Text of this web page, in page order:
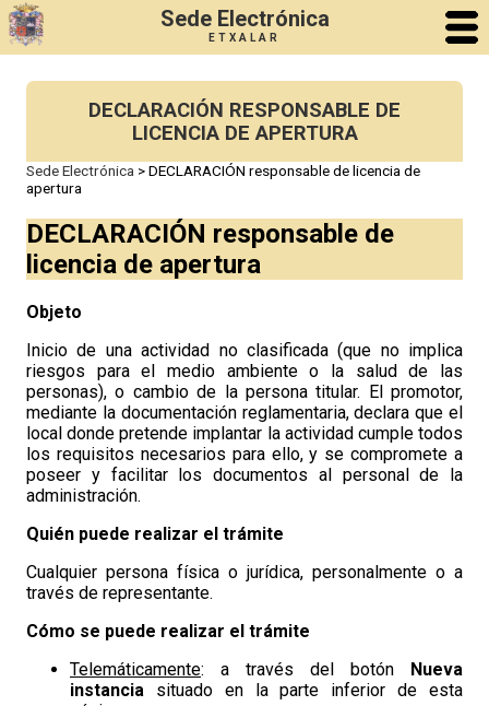
Sede Electrónica
ETXALAR
DECLARACIÓN RESPONSABLE DE
LICENCIA DE APERTURA
Sede Electrónica >DECLARACIÓN responsable de licencia de
apertura
DECLARACIÓN responsable de
licencia de apertura
Objeto
Inicio de una actividad no clasificada (que no implica
riesgos para el medio ambiente o la salud de las
personas), o cambio de la persona titular. El promotor,
mediante la documentación reglamentaria, declara que el
local donde pretende implantar la actividad cumple todos
los requisitos necesarios para ello, y se compromete a
poseer y facilitar los documentos al personal de la
administración.
Quién puede realizar el trámite
Cualquier persona física o jurídica, personalmente o a
través de representante.
Cómo se puede realizar el trámite
Telemáticamente: a través del botón Nueva
instancia situado en la parte inferior de esta